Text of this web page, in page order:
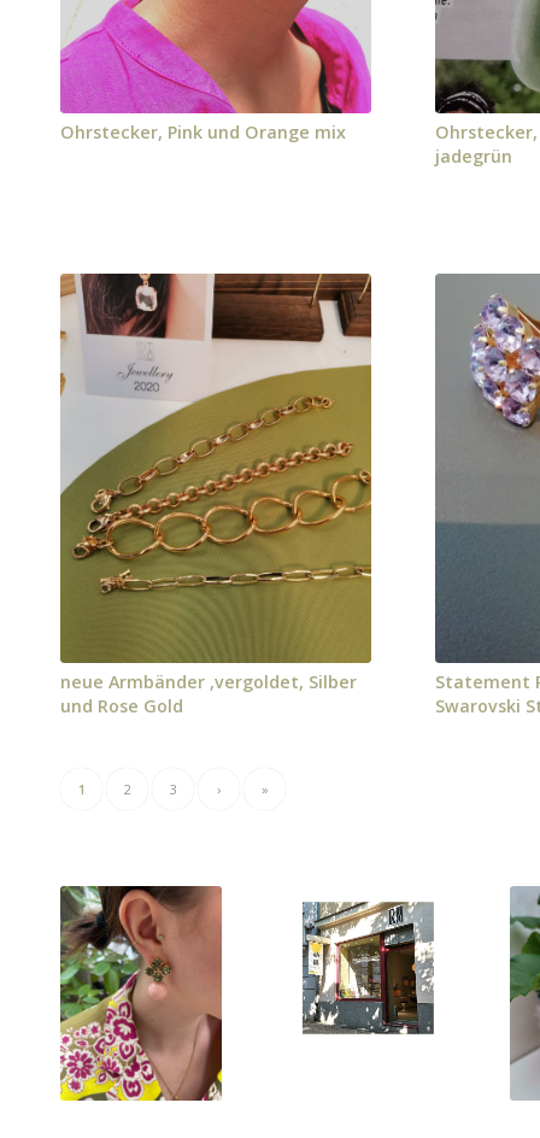
Ohrstecker, Pink und Orange mix
jadegrün
neue Armbänder ,vergoldet, Silber
und Rose Gold
Statement
Swarovski
1 2 3 › »